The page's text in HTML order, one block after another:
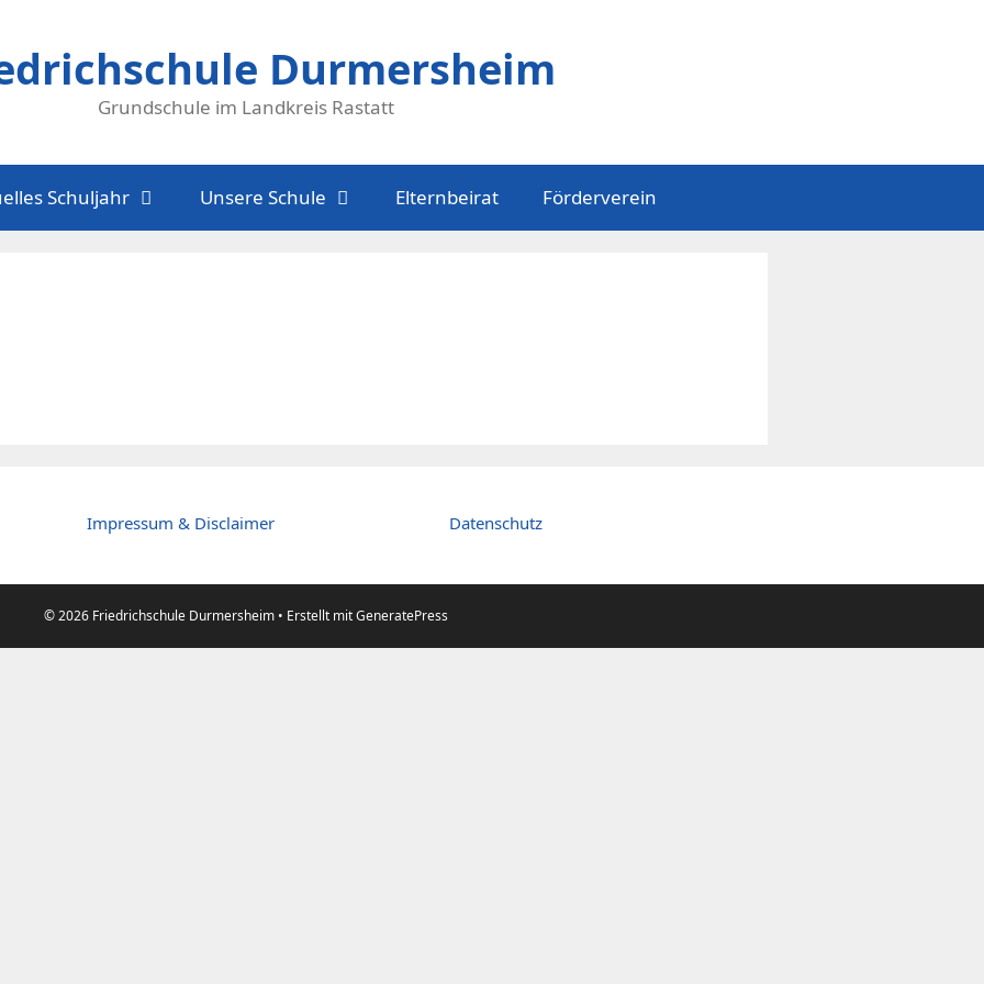
Durmersheim
Grundschule im Landkreis Rastatt
Schuljahr Unsere Schule Elternbeirat Förderverein
Impressum & Disclaimer Datenschutz
© 2026 Friedrichschule Durmersheim • Erstellt mitGeneratePress